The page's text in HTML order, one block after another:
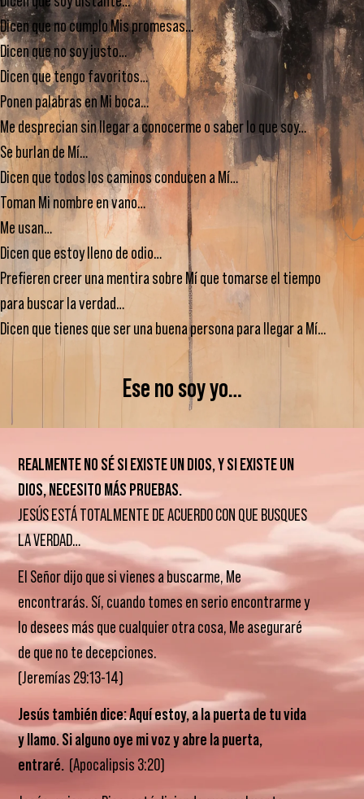
Dicen que no cumplo Mis promesas…
Dicen que no soy justo…
Dicen que tengo favoritos…
Ponen palabras en Mi boca…
Me desprecian sin llegar a conocerme o saber lo que soy…
Se burlan de Mí…
Dicen que todos los caminos conducen a Mí…
Toman Mi nombre en vano…
Me usan…
Dicen que estoy lleno de odio…
Prefieren creer una mentira sobre Mí que tomarse el tiempo
para buscar la verdad…
Dicen que tienes que ser una buena persona para llegar a Mí…
Ese no soy yo…
REALMENTE NO SÉ SI EXISTE UN DIOS, Y SI EXISTE UN
DIOS, NECESITO MÁS PRUEBAS.
JESÚS ESTÁ TOTALMENTE DE ACUERDO CON QUE BUSQUES
LA VERDAD…
El Señor dijo que si vienes a buscarme, Me
encontrarás. Sí, cuando tomes en serio encontrarme y
lo desees más que cualquier otra cosa, Me aseguraré
de que no te decepciones.
(Jeremías 29:13-14)
Jesús también dice: Aquí estoy, a la puerta de tu vida
y llamo. Si alguno oye mi voz y abre la puerta,
entraré. (Apocalipsis 3:20)